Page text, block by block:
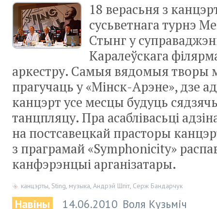
18 верасьня з
сусьветнага турнэ
Стынг у
Каралеўскага
аркестру. Самыя вядомыя творы
прагучаць у «Мінск-Арэне», дзе
канцэрт усе месцы будуць
танцпляцу. Пра асаблівасьці
на постсавецкай прасторы
з праграмай «Symphonicity»
канфэрэнцыі арганізатары.
канцэрты, Sting, музыка, Андрэй Шпіт, Серж Бандарчук
Навіны 14.06.2010 Воля Кузьміч